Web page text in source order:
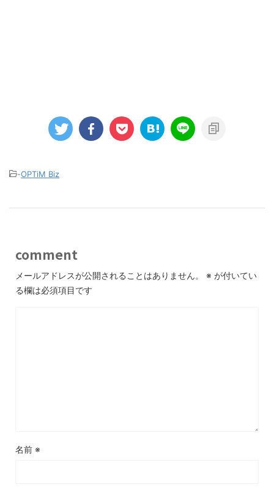
-OPTiM Biz
comment
メールアドレスが公開されることはありません。 ※ が付いてい
る欄は必須項目です
名前 ※